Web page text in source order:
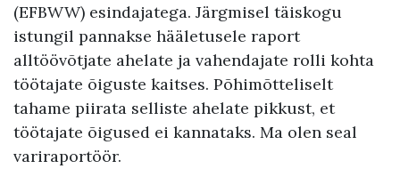
(EFBWW) esindajatega. Järgmisel täiskogu
istungil pannakse hääletusele raport
alltöövõtjate ahelate ja vahendajate rolli kohta
töötajate õiguste kaitses. Põhimõtteliselt
tahame piirata selliste ahelate pikkust, et
töötajate õigused ei kannataks. Ma olen seal
variraportöör.